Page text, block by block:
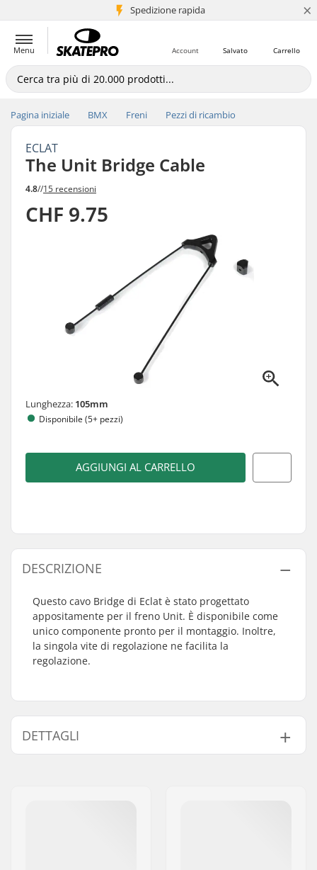
Spedizione rapida
+5 mln di clienti ×
Menu Carrello
Salvato
Account
Pagina iniziale BMX Freni Pezzi di ricambio
ECLAT
The Unit Bridge Cable
4.8//15 recensioni
CHF 9.75
Lunghezza: 105mm
Disponibile (5+ pezzi)
AGGIUNGI AL CARRELLO
DESCRIZIONE
Questo cavo Bridge di Eclat è stato progettato
appositamente per il freno Unit. È disponibile come
unico componente pronto per il montaggio. Inoltre,
la singola vite di regolazione ne facilita la
regolazione.
DETTAGLI